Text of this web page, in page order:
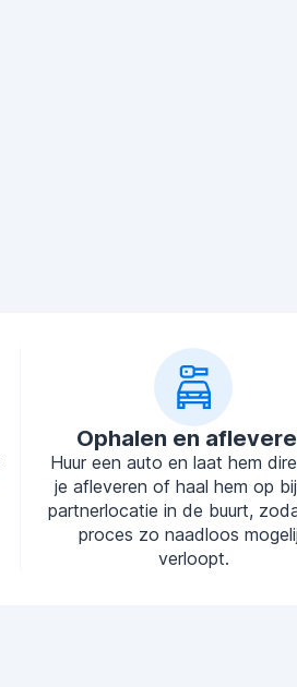
Ophalen en
Huur een auto en laat hem
je afleveren of haal hem op
partnerlocatie in de buurt,
proces zo naadloos
verloopt.